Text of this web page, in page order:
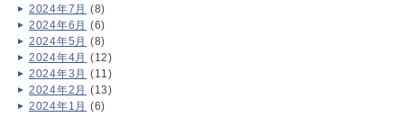
2024年7月 (8)
2024年6月 (6)
2024年5月 (8)
2024年4月 (12)
2024年3月 (11)
2024年2月 (13)
2024年1月 (6)